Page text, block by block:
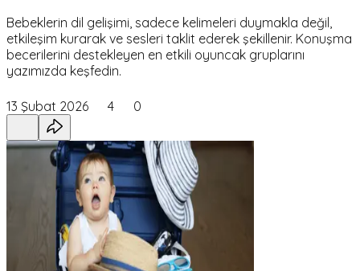
Bebeklerin dil gelişimi, sadece kelimeleri duymakla değil,
etkileşim kurarak ve sesleri taklit ederek şekillenir. Konuşma
becerilerini destekleyen en etkili oyuncak gruplarını
yazımızda keşfedin.
13 Şubat 2026 4 0